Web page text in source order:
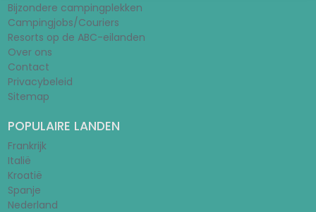
Bijzondere campingplekken
Campingjobs/Couriers
Resorts op de ABC-eilanden
Over ons
Contact
Privacybeleid
Sitemap
POPULAIRE LANDEN
Frankrijk
Italië
Kroatië
Spanje
Nederland